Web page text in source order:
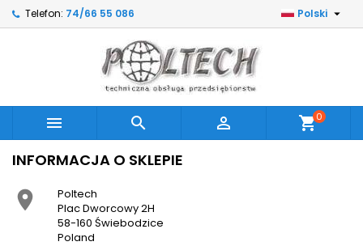
Telefon: 74/66 55 086 Polski 
   shopping_cart0
INFORMACJA O SKLEPIE

Poltech
Plac Dworcowy 2H
58-160 Świebodzice
Poland